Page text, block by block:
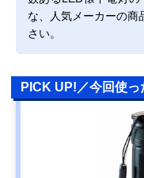
な、人気メーカーの商
さい。
PICK UP!／今回使っ